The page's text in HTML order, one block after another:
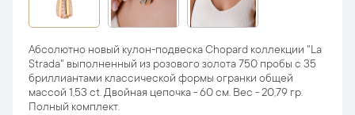
Абсолютно новый кулон-подвеска Chopard коллекции "La
Strada" выполненный из розового золота 750 пробы с 35
бриллиантами классической формы огранки общей
массой 1,53 ct. Двойная цепочка - 60 см. Вес - 20,79 гр.
Полный комплект.